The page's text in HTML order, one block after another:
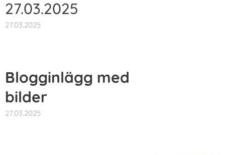
27.03.2025
27.03.2025
Blogginlägg med
bilder
27.03.2025